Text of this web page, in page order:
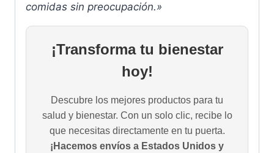
comidas sin preocupación.»
¡Transforma tu bienestar
hoy!
Descubre los mejores productos para tu
salud y bienestar. Con un solo clic, recibe lo
que necesitas directamente en tu puerta.
¡Hacemos envíos a Estados Unidos y